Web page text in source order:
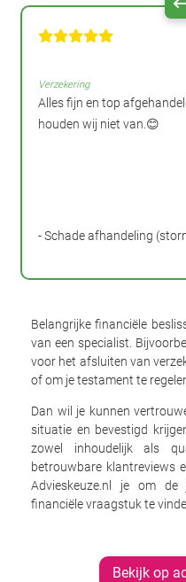
Verzekering
Alles fijn en top
houden wij niet van.😊
- Schade afhandeling
Belangrijke financiële
van een specialist.
voor het afsluiten van
of om je testament te
Dan wil je kunnen
situatie en bevestigd
zowel inhoudelijk als
betrouwbare klantreviews
Advieskeuze.nl je om de
financiële vraagstuk te
Bekijk op